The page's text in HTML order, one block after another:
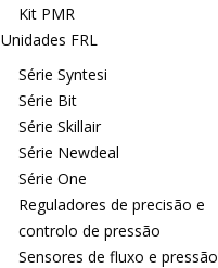
Kit PMR
Unidades FRL
Série Syntesi
Série Bit
Série Skillair
Série Newdeal
Série One
Reguladores de precisão e
controlo de pressão
Sensores de fluxo e pressão